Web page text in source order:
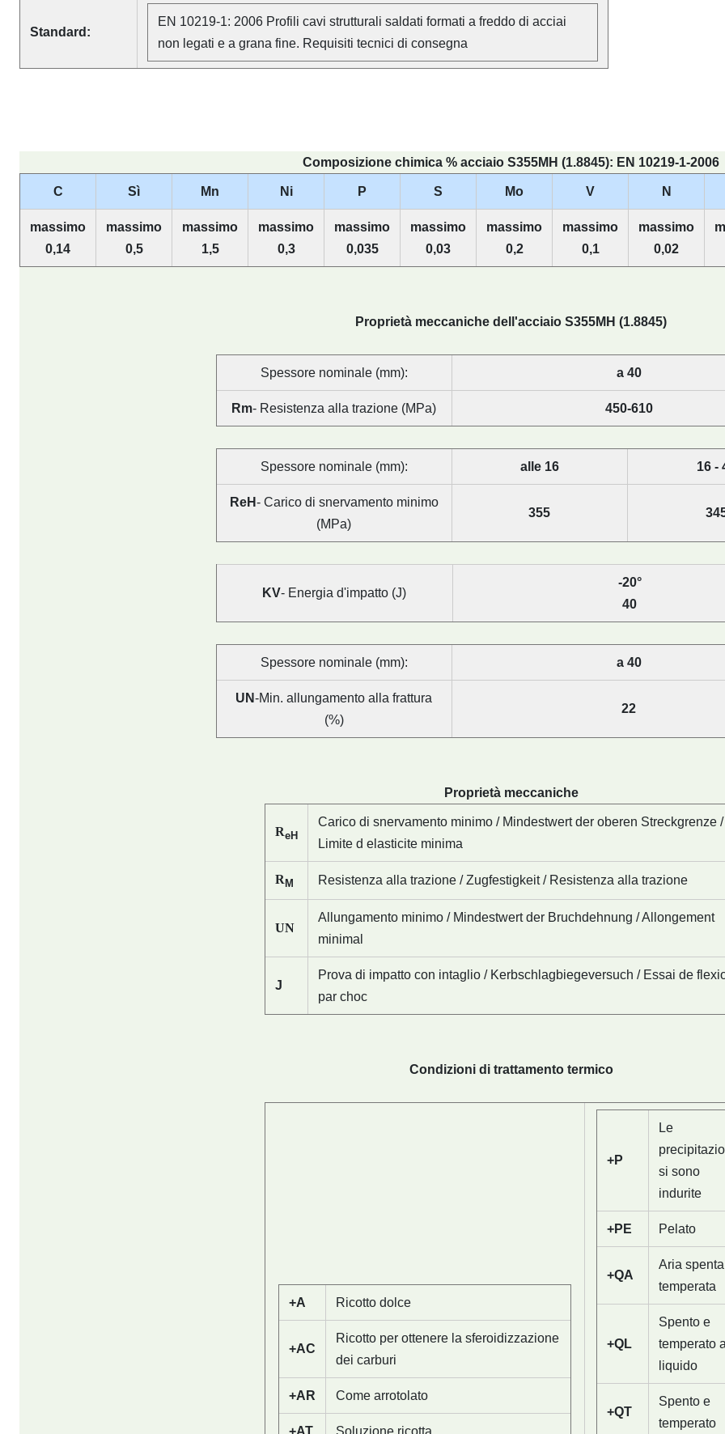
Standard:
EN 10219-1: 2006 Profili cavi strutturali saldati formati a freddo di acciai
non legati e a grana fine. Requisiti tecnici di consegna
Composizione chimica % acciaio S355MH (1.8845): EN 10219-1-2006
C Sì Mn Ni P S Mo V N
massimo
0,14
massimo
0,5
massimo
1,5
massimo
0,3
massimo
0,035
massimo
0,03
massimo
0,2
massimo
0,1
massimo
0,02
Proprietà meccaniche dell'acciaio S355MH (1.8845)
Spessore nominale (mm): a 40
Rm- Resistenza alla trazione (MPa) 450-610
Spessore nominale (mm): alle 16 16 -
ReH- Carico di snervamento minimo
(MPa)
355
KV- Energia d'impatto (J)
-20°
40
Spessore nominale (mm): a 40
UN-Min. allungamento alla frattura
(%)
22
Proprietà meccaniche
ReH
Carico di snervamento minimo / Mindestwert der oberen Streckgrenze /
Limite d elasticite minima
RM Resistenza alla trazione / Zugfestigkeit / Resistenza alla trazione
UN
Allungamento minimo / Mindestwert der Bruchdehnung / Allongement
minimal
J
Prova di impatto con intaglio / Kerbschlagbiegeversuch / Essai de
par choc
Condizioni di trattamento termico
+A Ricotto dolce
+AC
Ricotto per ottenere la sferoidizzazione
dei carburi
+AR Come arrotolato
+AT Soluzione ricotta
+P
Le
si sono
indurite
+PE Pelato
+QA
Aria
temperata
+QL
Spento e
temperato
liquido
+QT
Spento e
temperato